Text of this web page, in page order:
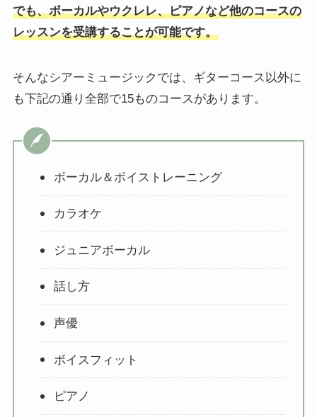
でも、ボーカルやウクレレ、ピアノなど他のコースの
レッスンを受講することが可能です。
そんなシアーミュージックでは、ギターコース以外に
も下記の通り全部で15ものコースがあります。
ボーカル＆ボイストレーニング
カラオケ
ジュニアボーカル
話し方
声優
ボイスフィット
ピアノ